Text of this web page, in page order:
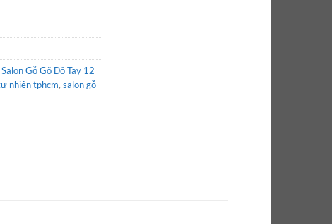
Salon Gỗ Gõ Đỏ Tay 12
nhiên tphcm, salon gỗ